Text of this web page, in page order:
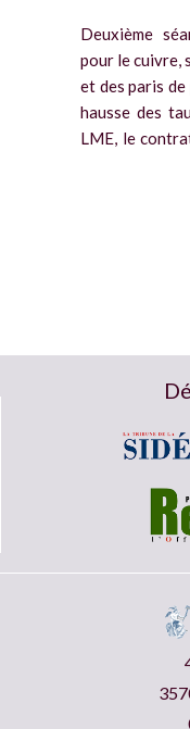
Deuxième
pour le cuivre,
et des paris de
hausse des
LME, le